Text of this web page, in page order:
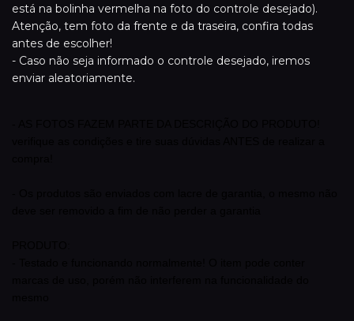
está na bolinha vermelha na foto do controle desejado).
Atenção, tem foto da frente e da traseira, confira todas
antes de escolher!
- Caso não seja informado o controle desejado, iremos
enviar aleatoriamente.